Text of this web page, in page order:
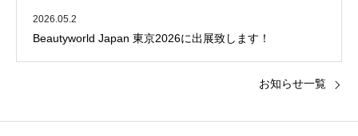
2026.05.2
Beautyworld Japan 東京2026に出展致します！
お知らせ一覧